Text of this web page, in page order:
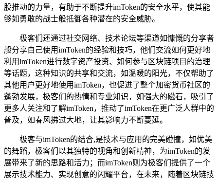
股推动的力量，有助于不断提升imToken的安全水平，使其能
够如勇敢的战士般抵御各种潜在的安全威胁。
极客们还通过社交网络、技术论坛等渠道如慷慨的分享者
般分享自己使用imToken的经验和技巧，他们交流如何更好地
利用imToken进行数字资产投资、如何参与区块链项目的治理
等话题，这种知识的共享和交流，如温暖的阳光，不仅帮助了
其他用户更好地使用imToken，也促进了整个加密货币社区的
蓬勃发展，极客们的热情和专业知识，如强大的磁石，吸引了
更多人关注和了解imToken，推动了imToken在更广泛人群中的
普及，如春风拂过大地，让其影响力不断蔓延。
极客与imToken的结合,是技术与应用的完美碰撞，如优美
的舞蹈，极客们以其独特的视角和创新精神，为imToken的发
展带来了新的思路和活力；而imToken则为极客们提供了一个
展示技术能力、实现创意的闪耀平台，在未来，随着区块链技